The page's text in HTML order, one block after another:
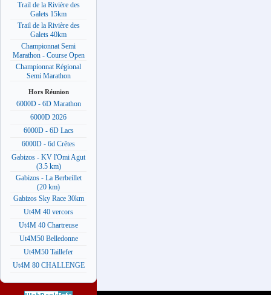
Trail de la Rivière des
Galets 15km
Trail de la Rivière des
Galets 40km
Championnat Semi
Marathon - Course Open
Championnat Régional
Semi Marathon
Hors Réunion
6000D - 6D Marathon
6000D 2026
6000D - 6D Lacs
6000D - 6d Crêtes
Gabizos - KV l'Omi Agut
(3.5 km)
Gabizos - La Berbeillet
(20 km)
Gabizos Sky Race 30km
Ut4M 40 vercors
Ut4M 40 Chartreuse
Ut4M50 Belledonne
Ut4M50 Taillefer
Ut4M 80 CHALLENGE